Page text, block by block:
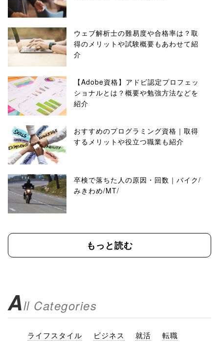
ウェブ解析士の難易度や合格率は？取
得のメリットや試験概要もあわせて紹
介
【Adobe資格】アドビ認定プロフェッ
ショナルとは？概要や勉強方法などを
紹介
おすすめのプログラミング資格｜取得
するメリットや役立つ職業も紹介
卒検で落ちた人の原因・回数｜バイク/
みきわめ/MT/
もっと読む
All Categories
ライフスタイル ビジネス 就活 転職